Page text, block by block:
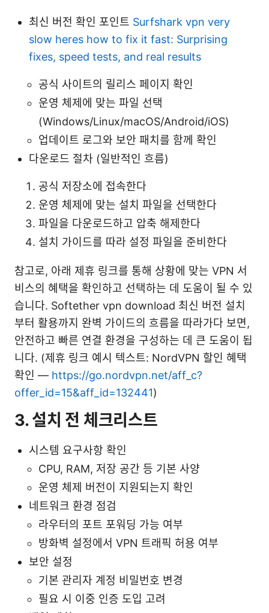
최신 버전 확인 포인트 Surfshark vpn very
slow heres how to fix it fast: Surprising
fixes, speed tests, and real results
공식 사이트의 릴리스 페이지 확인
운영 체제에 맞는 파일 선택
(Windows/Linux/macOS/Android/iOS)
업데이트 로그와 보안 패치를 함께 확인
다운로드 절차 (일반적인 흐름)
공식 저장소에 접속한다
운영 체제에 맞는 설치 파일을 선택한다
파일을 다운로드하고 압축 해제한다
설치 가이드를 따라 설정 파일을 준비한다
참고로, 아래 제휴 링크를 통해 상황에 맞는 VPN 서
비스의 혜택을 확인하고 선택하는 데 도움이 될 수 있
습니다. Softether vpn download 최신 버전 설치
부터 활용까지 완벽 가이드의 흐름을 따라가다 보면,
안전하고 빠른 연결 환경을 구성하는 데 큰 도움이 됩
니다. (제휴 링크 예시 텍스트: NordVPN 할인 혜택
확인 — https://go.nordvpn.net/aff_c?
offer_id=15&aff_id=132441)
3. 설치 전 체크리스트
시스템 요구사항 확인
CPU, RAM, 저장 공간 등 기본 사양
운영 체제 버전이 지원되는지 확인
네트워크 환경 점검
라우터의 포트 포워딩 가능 여부
방화벽 설정에서 VPN 트래픽 허용 여부
보안 설정
기본 관리자 계정 비밀번호 변경
필요 시 이중 인증 도입 고려